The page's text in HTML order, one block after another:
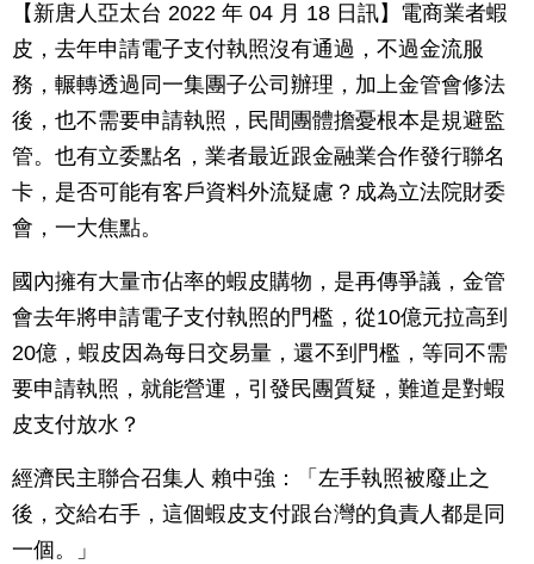
【新唐人亞太台 2022 年 04 月 18 日訊】電商業者蝦
皮，去年申請電子支付執照沒有通過，不過金流服
務，輾轉透過同一集團子公司辦理，加上金管會修法
後，也不需要申請執照，民間團體擔憂根本是規避監
管。也有立委點名，業者最近跟金融業合作發行聯名
卡，是否可能有客戶資料外流疑慮？成為立法院財委
會，一大焦點。
國內擁有大量市佔率的蝦皮購物，是再傳爭議，金管
會去年將申請電子支付執照的門檻，從10億元拉高到
20億，蝦皮因為每日交易量，還不到門檻，等同不需
要申請執照，就能營運，引發民團質疑，難道是對蝦
皮支付放水？
經濟民主聯合召集人 賴中強：「左手執照被廢止之
後，交給右手，這個蝦皮支付跟台灣的負責人都是同
一個。」